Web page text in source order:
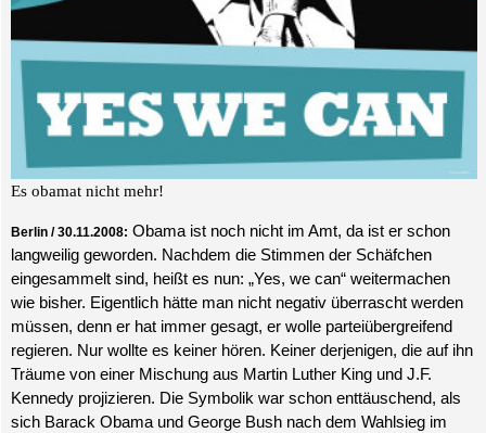
Es obamat nicht mehr!
Berlin / 30.11.2008: Obama ist noch nicht im Amt, da ist er schon
langweilig geworden. Nachdem die Stimmen der Schäfchen
eingesammelt sind, heißt es nun: „Yes, we can“ weitermachen
wie bisher. Eigentlich hätte man nicht negativ überrascht werden
müssen, denn er hat immer gesagt, er wolle parteiübergreifend
regieren. Nur wollte es keiner hören. Keiner derjenigen, die auf ihn
Träume von einer Mischung aus Martin Luther King und J.F.
Kennedy projizieren. Die Symbolik war schon enttäuschend, als
sich Barack Obama und George Bush nach dem Wahlsieg im